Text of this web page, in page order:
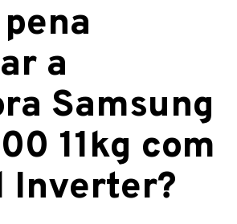
a
Samsung
11kg com
Inverter?